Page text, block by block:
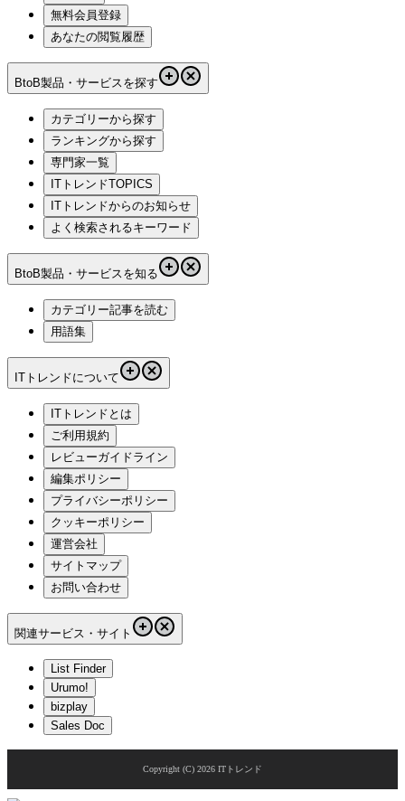
無料会員登録
あなたの閲覧履歴
BtoB製品・サービスを探す
カテゴリーから探す
ランキングから探す
専門家一覧
ITトレンドTOPICS
ITトレンドからのお知らせ
よく検索されるキーワード
BtoB製品・サービスを知る
カテゴリー記事を読む
用語集
ITトレンドについて
ITトレンドとは
ご利用規約
レビューガイドライン
編集ポリシー
プライバシーポリシー
クッキーポリシー
運営会社
サイトマップ
お問い合わせ
関連サービス・サイト
List Finder
Urumo!
bizplay
Sales Doc
Copyright (C) 2026 ITトレンド